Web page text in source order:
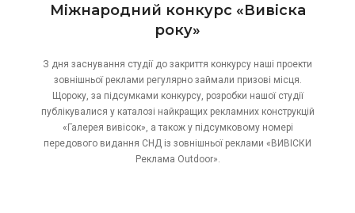
Міжнародний конкурс «Вивіска
року»
З дня заснування студії до закриття конкурсу наші проекти
зовнішньої реклами регулярно займали призові місця.
Щороку, за підсумками конкурсу, розробки нашої студії
публікувалися у каталозі найкращих рекламних конструкцій
«Галерея вивісок», а також у підсумковому номері
передового видання СНД із зовнішньої реклами «ВИВІСКИ
Реклама Outdoor».